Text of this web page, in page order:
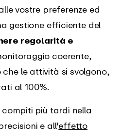
vostre preferenze ed
gestione efficiente del
regolarità e
coerente,
le attività si svolgono,
al 100%.
più tardi nella
e all'effetto